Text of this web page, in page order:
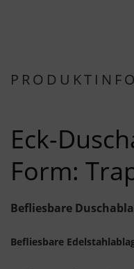
Eck-
Form:
Befliesbare
Befliesbare